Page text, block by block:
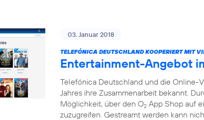
03. Januar 2018
TELEFÓNICA DEUTSCHLAND KOOPERIERT MIT
Entertainment-Angebot
Telefónica Deutschland und die Online-
Jahres ihre Zusammenarbeit bekannt.
Möglichkeit, über den O2 App Shop auf
zuzugreifen. Gestreamt werden kann